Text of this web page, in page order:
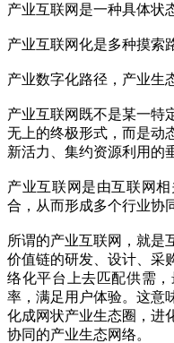
产业互联网是一种具体状
产业互联网化是多种摸索
产业数字化路径，产业生
产业互联网既不是某一特
无上的终极形式，而是动
新活力、集约资源利用的
产业互联网是由互联网
合，从而形成多个行业协
所谓的产业互联网，就是
价值链的研发、设计、采
络化平台上去匹配供需
率，满足用户体验。这意
化成网状产业生态圈，进
协同的产业生态网络。